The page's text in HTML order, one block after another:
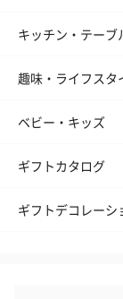
かき氷入浴剤4点
ハンドタオル・
キッチン・テーブ
趣味・ライフスタ
ベビー・キッズ
ギフトカタログ
ギフトデコレーシ